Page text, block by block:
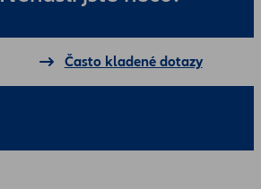
Často kladené dotazy